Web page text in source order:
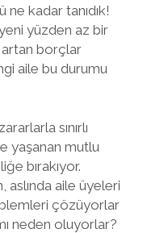
kadar tanıdık!
yüzden az bir
artan borçlar
aile bu durumu
sınırlı
yaşanan mutlu
bırakıyor.
aslında aile üyeleri
çözüyorlar
neden oluyorlar?